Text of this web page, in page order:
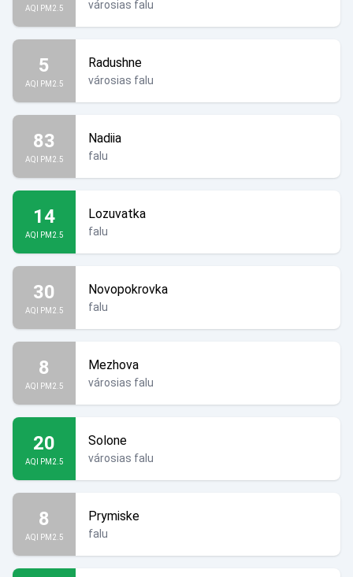
AQI PM2.5 városias falu
5
AQI PM2.5
Radushne
városias falu
83
AQI PM2.5
Nadiia
falu
14
AQI PM2.5
Lozuvatka
falu
30
AQI PM2.5
Novopokrovka
falu
8
AQI PM2.5
Mezhova
városias falu
20
AQI PM2.5
Solone
városias falu
8
AQI PM2.5
Prymiske
falu